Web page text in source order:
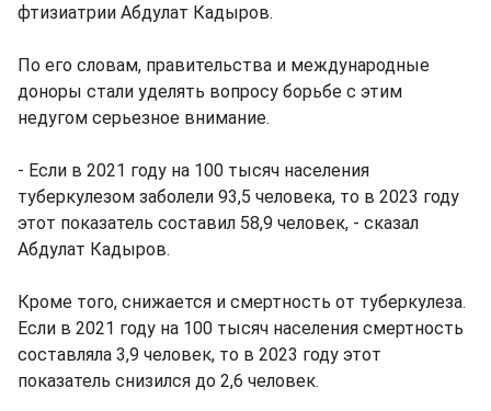
фтизиатрии Абдулат Кадыров.
По его словам, правительства и международные
доноры стали уделять вопросу борьбе с этим
недугом серьезное внимание.
- Если в 2021 году на 100 тысяч населения
туберкулезом заболели 93,5 человека, то в 2023 году
этот показатель составил 58,9 человек, - сказал
Абдулат Кадыров.
Кроме того, снижается и смертность от туберкулеза.
Если в 2021 году на 100 тысяч населения смертность
составляла 3,9 человек, то в 2023 году этот
показатель снизился до 2,6 человек.